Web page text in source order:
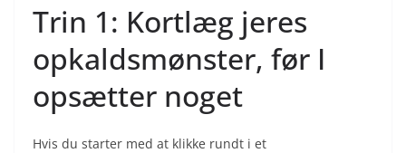
Trin 1: Kortlæg jeres
opkaldsmønster, før I
opsætter noget
Hvis du starter med at klikke rundt i et